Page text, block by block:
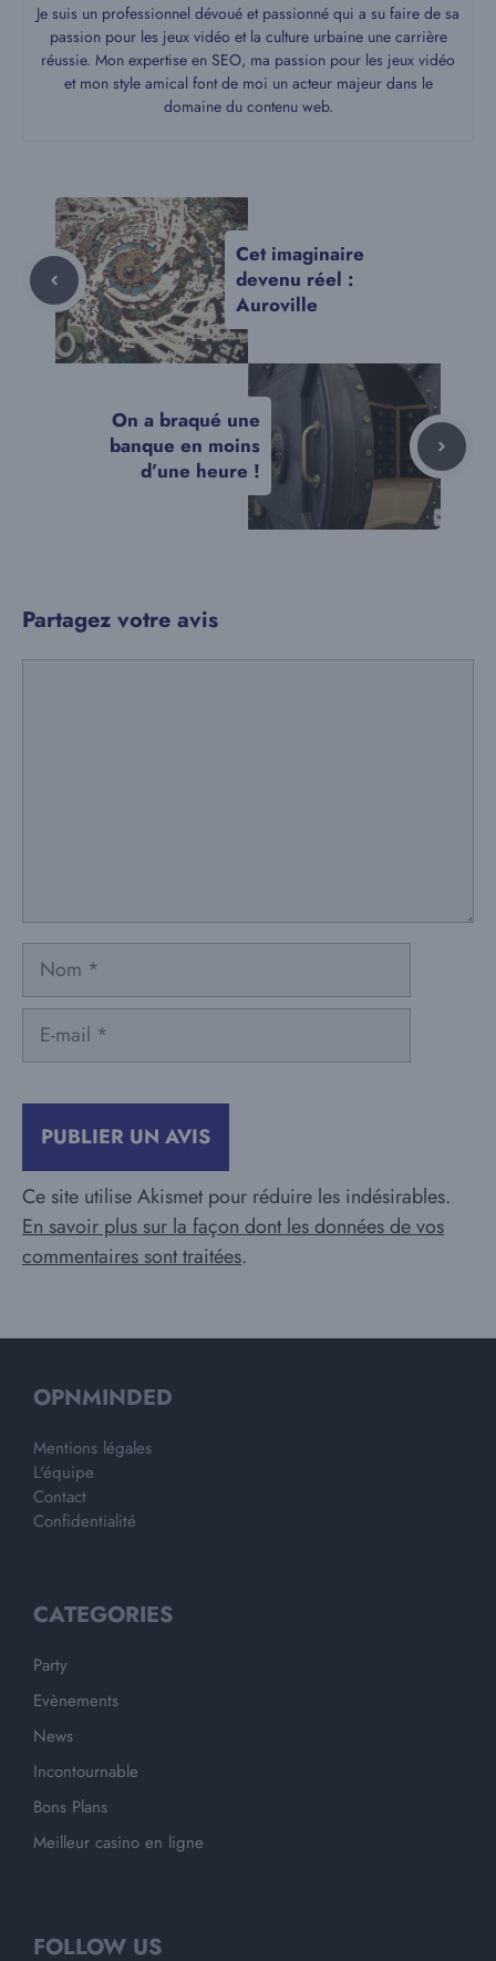
Je suis un professionnel dévoué et passionné qui a su faire de sa
passion pour les jeux vidéo et la culture urbaine une carrière
réussie. Mon expertise en SEO, ma passion pour les jeux vidéo
et mon style amical font de moi un acteur majeur dans le
domaine du contenu web.
Cet imaginaire
devenu réel :
Auroville
On a braqué une
banque en moins
d’une heure !
Partagez votre avis
Nom
mail
Ce site utilise Akismet pour réduire les indésirables.
En savoir plus sur la façon dont les données de vos
commentaires sont traitées.
OPNMINDED
Mentions légales
L'équipe
Contact
Confidentialité
CATEGORIES
Party
Evènements
News
Incontournable
Bons Plans
Meilleur casino en ligne
FOLLOW US